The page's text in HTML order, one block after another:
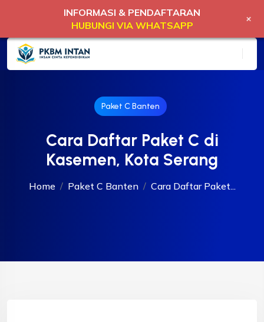
Paket C Banten
Cara Daftar Paket C di
Kasemen, Kota Serang
Home Paket C Banten Cara Daftar Paket...
INFORMASI & PENDAFTARAN
HUBUNGI VIA WHATSAPP
+